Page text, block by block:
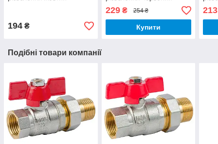
194 ₴
метелик латунь 59
229₴ 254 ₴
Купити
213
Подібні товари компанії